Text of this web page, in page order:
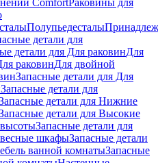
ComfortPаковины для
Полупьедесталы
детали для
детали для Для раковинДля
раковинДля двойной
Запасные детали для Для
Запасные детали для
детали для Нижние
детали для Высокие
Запасные детали для
шкафыЗапасные детали
ванной комнатыЗапасные